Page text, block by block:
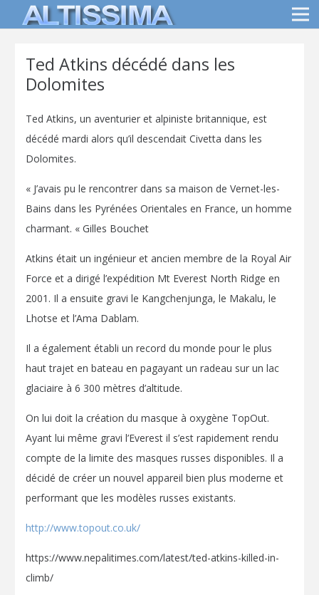
Ted Atkins décédé dans les
Dolomites
Ted Atkins, un aventurier et alpiniste britannique, est
décédé mardi alors qu’il descendait Civetta dans les
Dolomites.
« J’avais pu le rencontrer dans sa maison de Vernet-les-
Bains dans les Pyrénées Orientales en France, un homme
charmant. « Gilles Bouchet
Atkins était un ingénieur et ancien membre de la Royal Air
Force et a dirigé l’expédition Mt Everest North Ridge en
2001. Il a ensuite gravi le Kangchenjunga, le Makalu, le
Lhotse et l’Ama Dablam.
Il a également établi un record du monde pour le plus
haut trajet en bateau en pagayant un radeau sur un lac
glaciaire à 6 300 mètres d’altitude.
On lui doit la création du masque à oxygène TopOut.
Ayant lui même gravi l’Everest il s’est rapidement rendu
compte de la limite des masques russes disponibles. Il a
décidé de créer un nouvel appareil bien plus moderne et
performant que les modèles russes existants.
http://www.topout.co.uk/
https://www.nepalitimes.com/latest/ted-atkins-killed-in-
climb/